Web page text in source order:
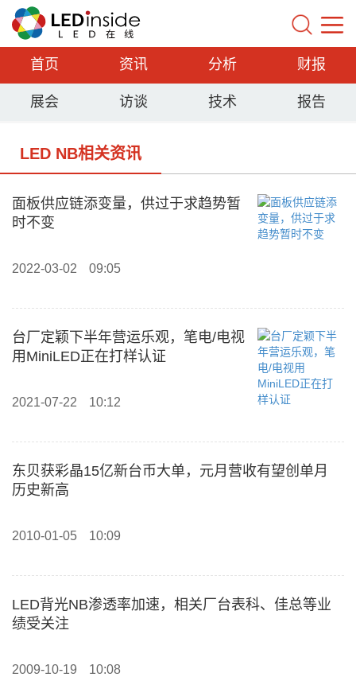
首页 资讯 分析 财报
展会 访谈 技术 报告
LED NB相关资讯
面板供应链添变量，供过于求趋势暂
时不变
2022-03-02 09:05
台厂定颖下半年营运乐观，笔电/电视
用MiniLED正在打样认证
2021-07-22 10:12
东贝获彩晶15亿新台币大单，元月营收有望创单月
历史新高
2010-01-05 10:09
LED背光NB渗透率加速，相关厂台表科、佳总等业
绩受关注
2009-10-19 10:08